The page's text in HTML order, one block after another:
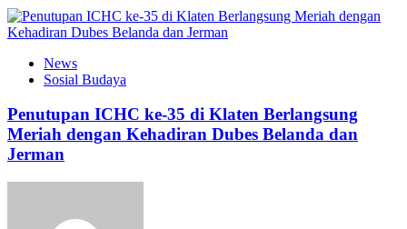
News
Sosial Budaya
Penutupan ICHC ke-35 di Klaten Berlangsung
Meriah dengan Kehadiran Dubes Belanda dan
Jerman